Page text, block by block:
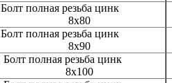
Болт полная резьба цинк
8х80
Болт полная резьба цинк
8х90
Болт полная резьба цинк
8х100